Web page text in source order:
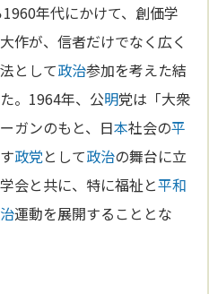
年代にかけて、創価学
作が、信者だけでなく広く
として政治参加を考えた結
。1964年、公明党は「大衆
ガンのもと、日本社会の平
政党として政治の舞台に立
会と共に、特に福祉と平和
運動を展開することとな